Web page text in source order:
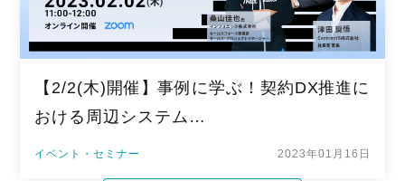
【2/2(木)開催】事例に学ぶ！契約DX推進に
おける周辺システム…
イベント・セミナー 2023年01月16日